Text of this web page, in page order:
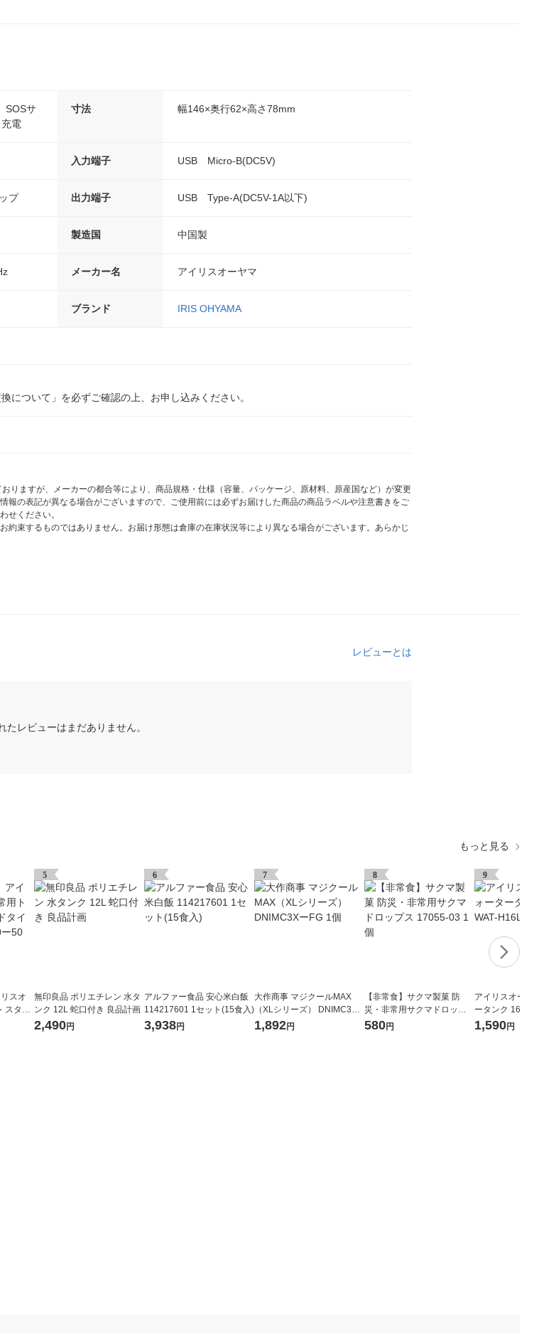
SOSサ
電
寸法 幅146×奥行62×高さ78mm
入力端子 USB Micro-B(DC5V)
プ 出力端子 USB Type-A(DC5V-1A以下)
製造国 中国製
メーカー名 アイリスオーヤマ
ブランド IRIS OHYAMA
について」を必ずご確認の上、お申し込みください。
りますが、メーカーの都合等により、商品規格・仕様（容量、パッケージ、原材料、原産国など）が変更
の表記が異なる場合がございますので、ご使用前には必ずお届けした商品の商品ラベルや注意書きをご
せください。
束するものではありません。お届け形態は倉庫の在庫状況等により異なる場合がございます。あらかじ
レビューとは
たレビューはまだありません。
もっと見る
スオ
スタン
5
無印良品 ポリエチレン 水タ
ンク 12L 蛇口付き 良品計画
2,490円
6
アルファー食品 安心米白飯
114217601 1セット(15食入)
3,938円
7
大作商事 マジクールMAX
（XLシリーズ） DNIMC3X
ーFG 1個
1,892円
8
【非常食】サクマ製菓 防
災・非常用サクマドロップ
580円
9
アイリスオー
ータンク 16L
1,590円